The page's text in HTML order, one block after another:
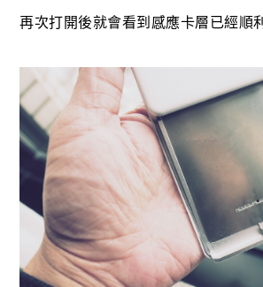
再次打開後就會看到感應卡層已經順